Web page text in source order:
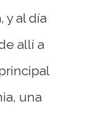
y al día
allí a
una